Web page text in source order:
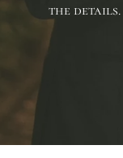
the details.